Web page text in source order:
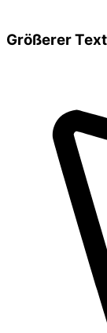
Größerer Text